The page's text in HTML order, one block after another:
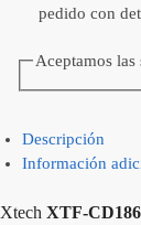
pedido con
Aceptamos las
Descripción
Información
Xtech XTF-CD186